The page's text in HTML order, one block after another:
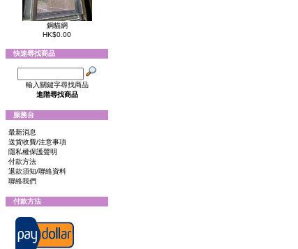
鋼貓網
HK$0.00
快速尋找商品
輸入關鍵字尋找商品
進階尋找商品
服務台
最新消息
送貨收費/注意事項
隱私權保護聲明
付款方法
退款須知/聯絡資料
聯絡我們
付款方法